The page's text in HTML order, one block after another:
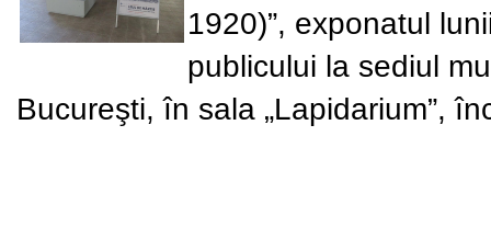
1920)”, exponatul
publicului la sediul
Bucureşti, în sala „Lapidarium”,